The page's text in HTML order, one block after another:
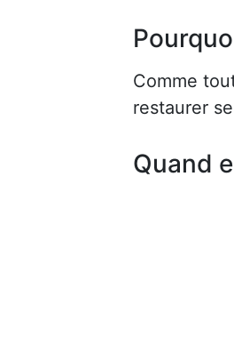
Comme
restaurer
Quand